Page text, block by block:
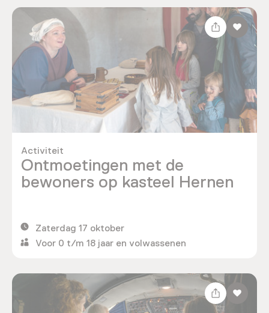
Ontmoetingen met de
bewoners op kasteel Hernen
Activiteit
Zaterdag 17 oktober
Voor 0 t/m 18 jaar en volwassenen